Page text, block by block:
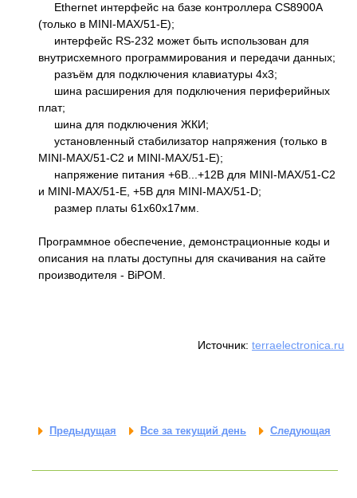
Ethernet интерфейс на базе контроллера CS8900A
(только в MINI-MAX/51-E);
интерфейс RS-232 может быть использован для
внутрисхемного программирования и передачи данных;
разъём для подключения клавиатуры 4х3;
шина расширения для подключения периферийных
плат;
шина для подключения ЖКИ;
установленный стабилизатор напряжения (только в
MINI-MAX/51-C2 и MINI-MAX/51-E);
напряжение питания +6В...+12В для MINI-MAX/51-C2
и MINI-MAX/51-E, +5В для MINI-MAX/51-D;
размер платы 61х60x17мм.
Программное обеспечение, демонстрационные коды и
описания на платы доступны для скачивания на сайте
производителя - BiPOM.
Источник: terraelectronica.ru
Предыдущая Все за текущий день Следующая